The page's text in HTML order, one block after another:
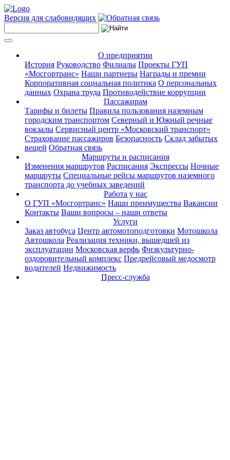
Версия для слабовидящих
О предприятии
История Руководство Филиалы Проекты ГУП
«Мосгортранс» Наши партнеры Награды и премии
Корпоративная социальная политика О персональных
данных Охрана труда Противодействие коррупции
Пассажирам
Тарифы и билеты Правила пользования наземным
городским транспортом Северный и Южный речные
вокзалы Сервисный центр «Московский транспорт»
Страхование пассажиров Безопасность Склад забытых
вещей Обратная связь
Маршруты и расписания
Изменения маршрутов Расписания Экспрессы Ночные
маршруты Специальные рейсы маршрутов наземного
транспорта до учебных заведений
Работа у нас
О ГУП «Мосгортранс» Наши преимущества Вакансии
Контакты Ваши вопросы – наши ответы
Услуги
Заказ автобуса Центр автомотоподготовки Мотошкола
Автошкола Реализация техники, вышедшей из
эксплуатации Московская верфь Физкультурно-
оздоровительный комплекс Предрейсовый медосмотр
водителей Недвижимость
Пресс-служба